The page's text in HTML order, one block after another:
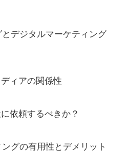
デジタルマーケティング
ィアの関係性
依頼するべきか？
グの有用性とデメリット